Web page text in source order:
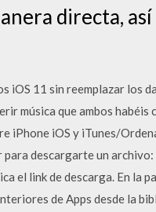
directa,
iOS 11 sin reemplazar los
música que ambos
iPhone iOS y iTunes/
para descargarte un
el link de descarga. En la
de Apps desde la